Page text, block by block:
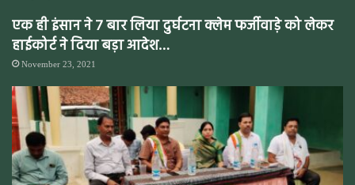
एक ही इंसान ने 7 बार लिया दुर्घटना क्लेम फर्जीवाड़े को लेकर
हाईकोर्ट ने दिया बड़ा आदेश…
November 23, 2021